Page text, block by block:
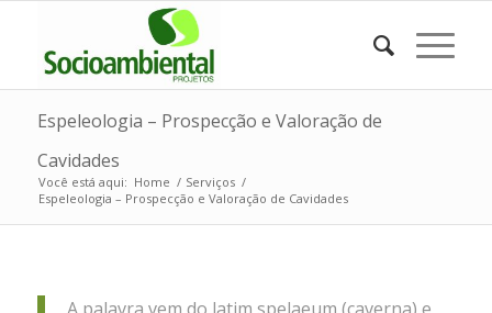
Espeleologia – Prospecção e Valoração de
Cavidades
Você está aqui: Home / Serviços /
Espeleologia – Prospecção e Valoração de Cavidades